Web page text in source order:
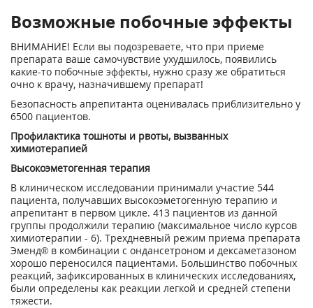
Возможные побочные эффекты
ВНИМАНИЕ! Если вы подозреваете, что при приеме
препарата ваше самочувствие ухудшилось, появились
какие-то побочные эффекты, нужно сразу же обратиться
очно к врачу, назначившему препарат!
Безопасность апрепитанта оценивалась приблизительно у
6500 пациентов.
Профилактика тошноты и рвоты, вызванных
химиотерапией
Высокоэметогенная терапия
В клиническом исследовании принимали участие 544
пациента, получавших высокоэметогенную терапию и
апрепитант в первом цикле. 413 пациентов из данной
группы продолжили терапию (максимальное число курсов
химиотерапии - 6). Трехдневный режим приема препарата
Эменд® в комбинации с ондансетроном и дексаметазоном
хорошо переносился пациентами. Большинство побочных
реакций, зафиксированных в клинических исследованиях,
были определены как реакции легкой и средней степени
тяжести.